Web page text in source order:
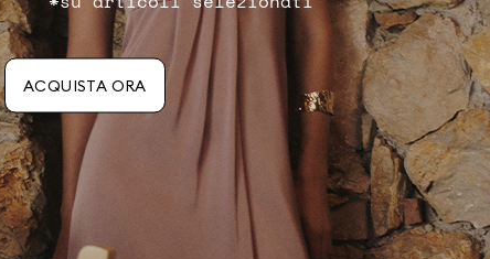
Promozioni
5 risultati
Programma fedeltà
18 risultati
ULTERIORI DUBBI O DOMANDE?
ACQUISTA ORA